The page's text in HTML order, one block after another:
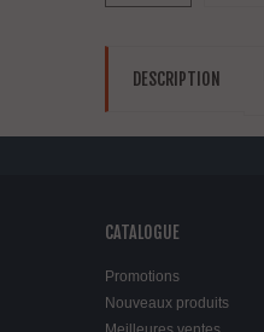
DESCRIPTION
CATALOGUE
Promotions
Nouveaux produits